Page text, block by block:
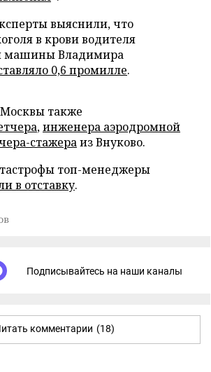
выяснили, что
в крови водителя
машины Владимира
0,6 промилле.
также
,инженера аэродромной
стажераиз Внуково.
топ-менеджеры
в отставку.
Подписывайтесь на наши каналы
комментарии (18)